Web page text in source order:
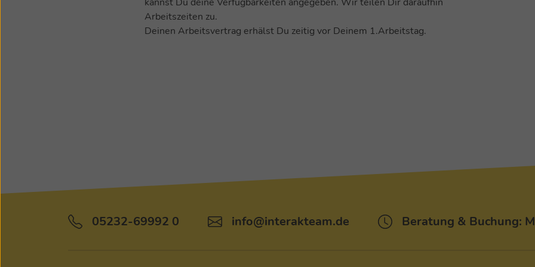
Arbeitszeiten zu.
Deinen Arbeitsvertrag erhälst Du zeitig vor Deinem 1.Arbeitstag.
Tel: 05232-69992 0 Mail:info@interakteam.de Beratung & Buchung: